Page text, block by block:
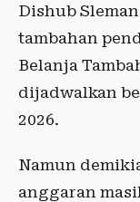
Dishub
tambahan
Belanja
dijadwalkan
2026.
Namun
anggaran